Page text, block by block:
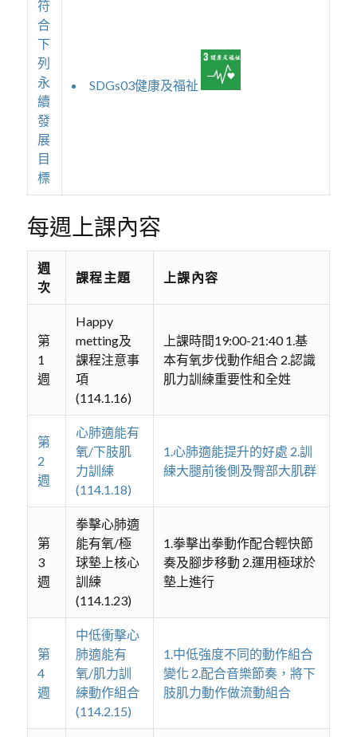
符
合
下
列
永
續
發
展
目
標
SDGs03健康及福祉
每週上課內容
週
次
課程主題 上課內容
第
1
週
Happy
metting及
課程注意事
項
(114.1.16)
上課時間19:00-21:40 1.基
本有氧步伐動作組合 2.認識
肌力訓練重要性和全姓
第
2
週
心肺適能有
氧/下肢肌
力訓練
(114.1.18)
1.心肺適能提升的好處 2.訓
練大腿前後側及臀部大肌群
第
3
週
拳擊心肺適
能有氧/極
球墊上核心
訓練
(114.1.23)
1.拳擊出拳動作配合輕快節
奏及腳步移動 2.運用極球於
墊上進行
第
4
週
中低衝擊心
肺適能有
氧/肌力訓
練動作組合
(114.2.15)
1.中低強度不同的動作組合
變化 2.配合音樂節奏，將下
肢肌力動作做流動組合